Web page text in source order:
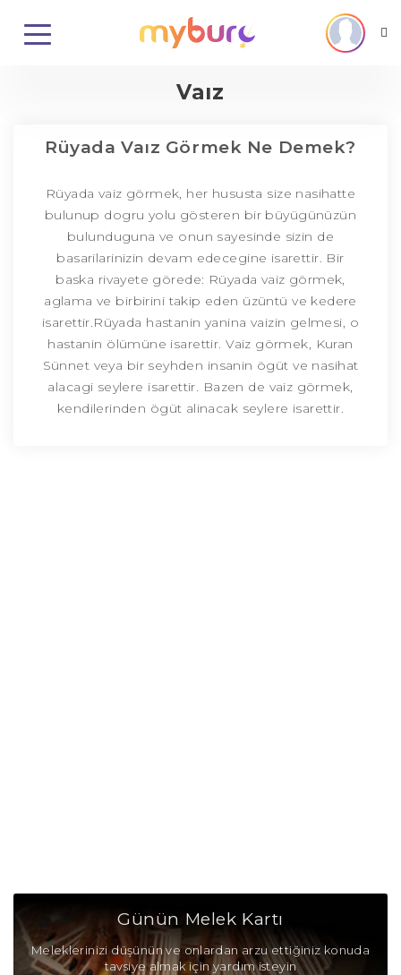
Vaız
Rüyada Vaız Görmek Ne Demek?
Rüyada vaiz görmek, her hususta size nasihatte
bulunup dogru yolu gösteren bir büyügünüzün
bulunduguna ve onun sayesinde sizin de
basarilarinizin devam edecegine isarettir. Bir
baska rivayete görede: Rüyada vaiz görmek,
aglama ve birbirini takip eden üzüntü ve kedere
isarettir.Rüyada hastanin yanina vaizin gelmesi, o
hastanin ölümüne isarettir. Vaiz görmek, Kuran
Sünnet veya bir seyhden insanin ögüt ve nasihat
alacagi seylere isarettir. Bazen de vaiz görmek,
kendilerinden ögüt alinacak seylere isarettir.
Günün Melek Kartı
Meleklerinizi düşünün ve onlardan arzu ettiğiniz konuda
tavsiye almak için yardım isteyin